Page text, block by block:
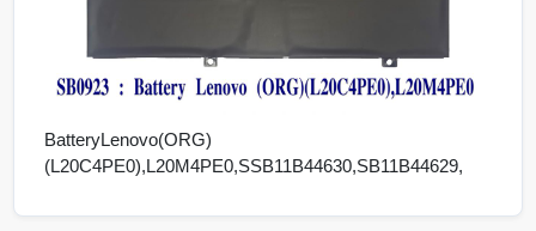
BatteryLenovo(ORG)
(L20C4PE0),L20M4PE0,SSB11B44630,SB11B44629,